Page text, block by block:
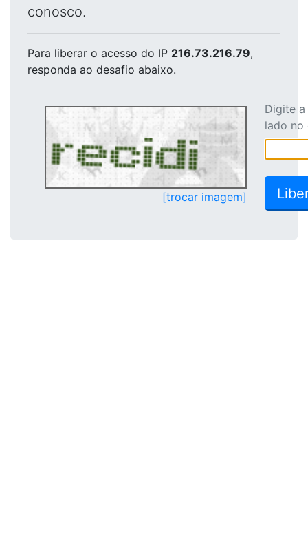
conosco.
Para liberar o acesso do IP 216.73.216.79,
responda ao desafio abaixo.
[trocar imagem]
Digite
lado no